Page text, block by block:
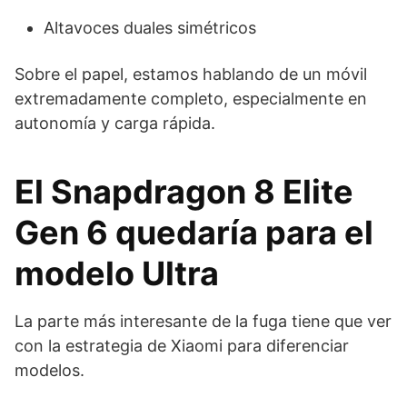
Altavoces duales simétricos
Sobre el papel, estamos hablando de un móvil
extremadamente completo, especialmente en
autonomía y carga rápida.
El Snapdragon 8 Elite
Gen 6 quedaría para el
modelo Ultra
La parte más interesante de la fuga tiene que ver
con la estrategia de Xiaomi para diferenciar
modelos.